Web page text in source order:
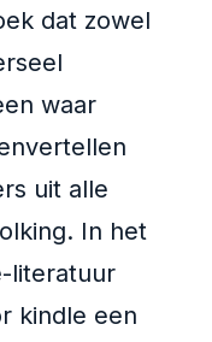
dat zowel
waar
uit alle
In het
literatuur
kindle een